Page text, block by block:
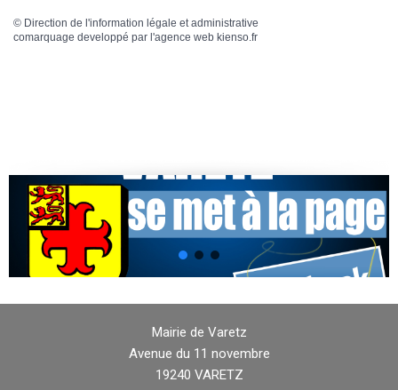
© Direction de l'information légale et administrative
comarquage developpé par l'agence web kienso.fr
Mairie de Varetz
Avenue du 11 novembre
19240 VARETZ